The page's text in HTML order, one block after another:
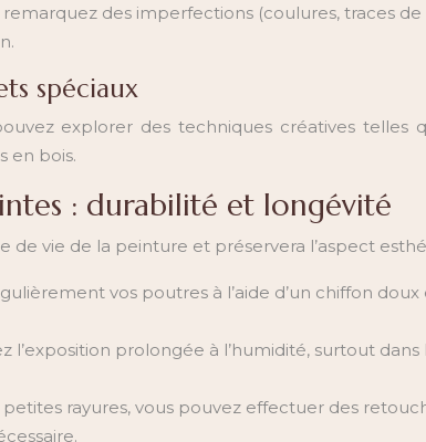
remarquez des imperfections (coulures, traces
spéciaux
explorer des techniques créatives
en bois.
: durabilité et longévité
vie de la peinture et préservera l’aspect
vos poutres à l’aide d’un chiffon
l’exposition prolongée à l’humidité, surtout
petites rayures, vous pouvez effectuer des